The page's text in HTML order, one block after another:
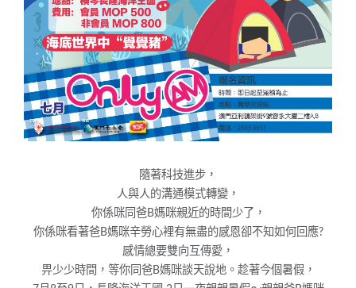
隨著科技進步，
人與人的溝通模式轉變，
你係咪同爸B媽咪親近的時間少了，
你係咪看著爸B媽咪辛勞心裡有無盡的感恩卻不知如何回應?
感情總要雙向互傳愛，
畀少少時間，等你同爸B媽咪談天說地。 趁著今個暑假，